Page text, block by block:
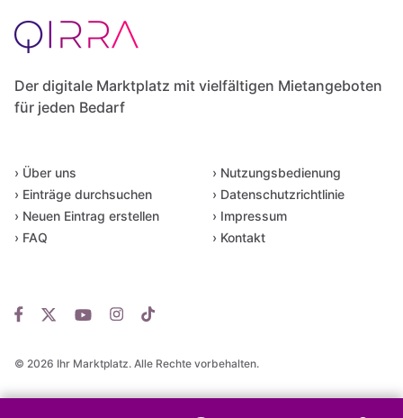
Der digitale Marktplatz mit vielfältigen Mietangeboten
für jeden Bedarf
© 2026 Ihr Marktplatz. Alle Rechte vorbehalten.
› Über uns
› Einträge durchsuchen
› Neuen Eintrag erstellen
› FAQ
› Nutzungsbedienung
› Datenschutzrichtlinie
› Impressum
› Kontakt